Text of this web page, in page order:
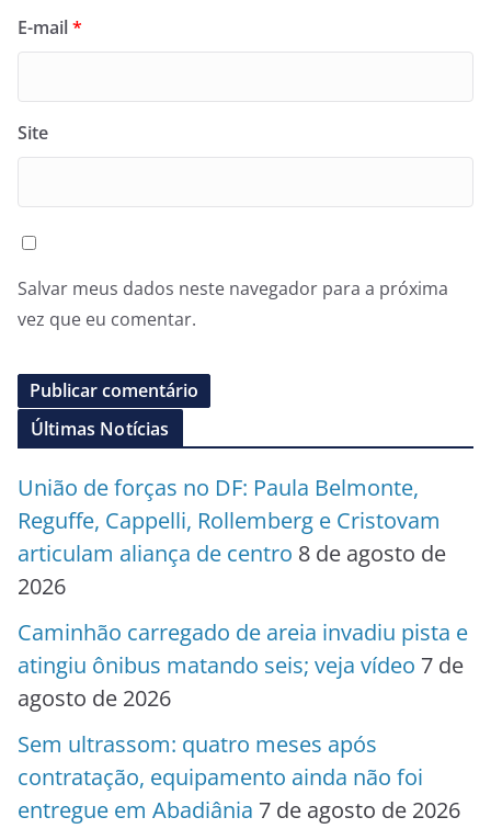
E-mail*
Site
Salvar meus dados neste navegador para a próxima
vez que eu comentar.
Últimas Notícias
União de forças no DF: Paula Belmonte,
Reguffe, Cappelli, Rollemberg e Cristovam
articulam aliança de centro 8 de agosto de
2026
Caminhão carregado de areia invadiu pista e
atingiu ônibus matando seis; veja vídeo 7 de
agosto de 2026
Sem ultrassom: quatro meses após
contratação, equipamento ainda não foi
entregue em Abadiânia 7 de agosto de 2026